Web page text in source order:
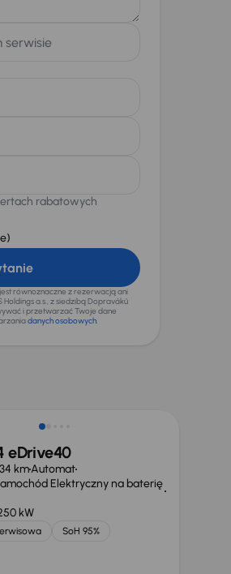
serwisie
rabatowych
równoznaczne z rezerwacją ani
a.s., z siedzibą Dopraváků
i przetwarzać Twoje dane
danych osobowych.
eDrive40
kmAutomat
Elektryczny na baterię
kW
SoH 95%